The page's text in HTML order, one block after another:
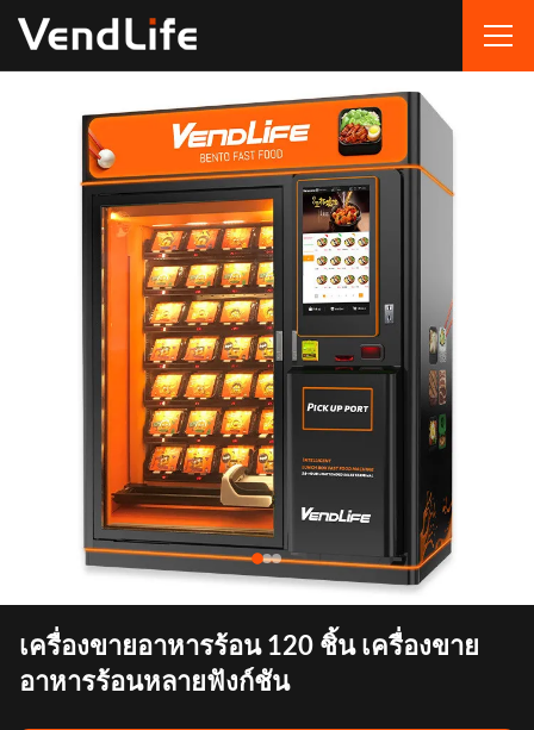
เครื่องขายอาหารร้อน 120 ชิ้น เครื่องขาย
อาหารร้อนหลายฟังก์ชัน